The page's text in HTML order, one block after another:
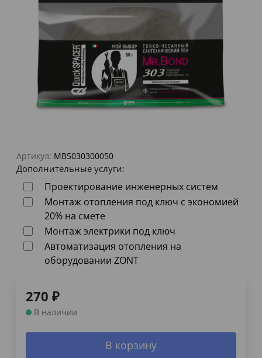
Артикул: MB5030300050
Дополнительные услуги:
Проектирование инженерных систем
Монтаж отопления под ключ с экономией
20% на смете
Монтаж электрики под ключ
Автоматизация отопления на
оборудовании ZONT
270 ₽
В наличии
В корзину